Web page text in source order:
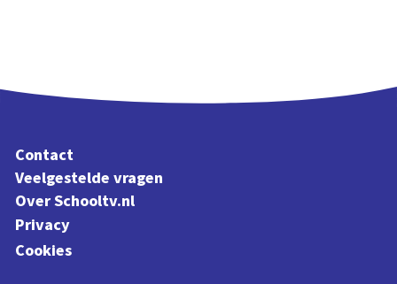
Contact
Veelgestelde vragen
Over Schooltv.nl
Privacy
Cookies